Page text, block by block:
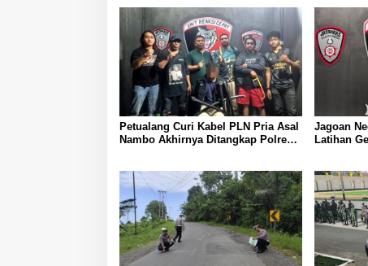
Petualang Curi Kabel PLN Pria Asal
Nambo Akhirnya Ditangkap Polresta
Jagoan Neon Aniaya Dua
Latihan